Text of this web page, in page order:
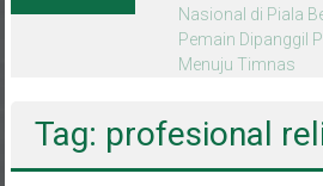
di Bumi
melalui CAI ke-47